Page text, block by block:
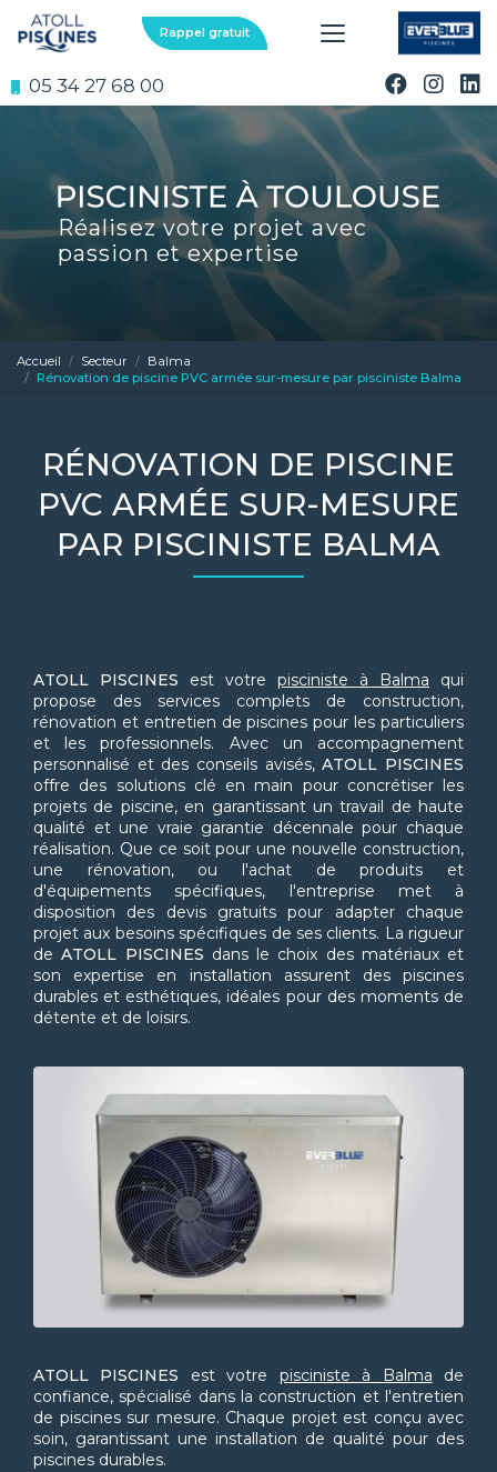
au
contenu
05 34 27 68 00
Rappel gratuit
Réalisez votre projet avec
passion et expertise
Accueil Secteur
Balma
Rénovation de piscine PVC armée sur-mesure par pisciniste Balma
RÉNOVATION DE PISCINE
PVC ARMÉE SUR-MESURE
PAR PISCINISTE BALMA
ATOLL PISCINES est votre pisciniste à Balma qui
propose des services complets de construction,
rénovation et entretien de piscines pour les particuliers
et les professionnels. Avec un accompagnement
personnalisé et des conseils avisés,ATOLL PISCINES
offre des solutions clé en main pour concrétiser les
projets de piscine, en garantissant un travail de haute
qualité et une vraie garantie décennale pour chaque
réalisation. Que ce soit pour une nouvelle construction,
une rénovation, ou l'achat de produits et
d'équipements spécifiques, l'entreprise met à
disposition des devis gratuits pour adapter chaque
projet aux besoins spécifiques de ses clients. La rigueur
deATOLL PISCINES dans le choix des matériaux et
son expertise en installation assurent des piscines
durables et esthétiques, idéales pour des moments de
détente et de loisirs.
ATOLL PISCINES est votre pisciniste à Balma de
confiance, spécialisé dans la construction et l'entretien
de piscines sur mesure. Chaque projet est conçu avec
soin, garantissant une installation de qualité pour des
piscines durables.